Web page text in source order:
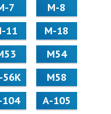
7
М-8
11
М-18
М54
56K
М58
А-105